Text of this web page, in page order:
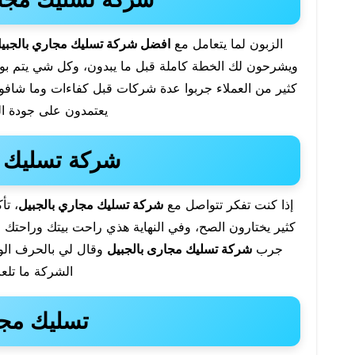
الزبون لما يتعامل مع افضل شركة تسليك مجاري
ويشرحون لك الخطة كاملة قبل ما يبدون، وكل شي يتم
كثير من العملاء جربوا عدة شركات قبل كفاءات وما شافوا
يعتمدون على جودة
شركة تسليك
إذا كنت تفكر تتواصل معشركة تسليك مجاري بالجبيل،
كثير يختارون الصح، وفي النهاية هذي راحت بيتك
جربشركة تسليك مجارى بالجبيل وقال لي بالحرف
الشركة ما
تسليك